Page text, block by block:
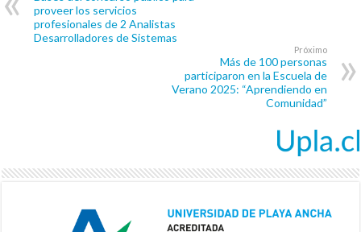
proveer los servicios
profesionales de 2 Analistas
Desarrolladores de Sistemas
Próximo
Más de 100 personas
participaron en la Escuela de
Verano 2025: “Aprendiendo en
Comunidad”